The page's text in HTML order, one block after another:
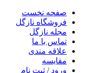
صفحه نخست
فروشگاه نازگل
مجله نازگل
تماس با ما
علاقه مندی
مقایسه
ورود / ثبت نام